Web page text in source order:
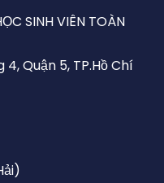
SINH VIÊN TOÀN
Quận 5, TP.Hồ Chí